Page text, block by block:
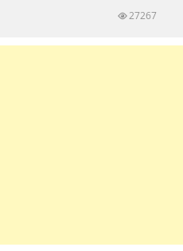
27267